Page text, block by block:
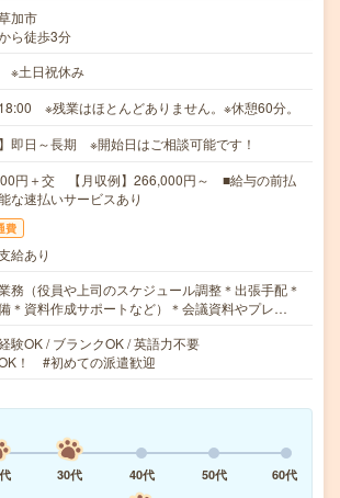
加市
ら徒歩3分
※土日祝休み
※残業はほとんどありません。※休憩60分。
】即日～長期 ※開始日はご相談可能です！
円＋交 【月収例】266,000円～ ■給与の前払
な速払いサービスあり
費
給あり
務（役員や上司のスケジュール調整＊出張手配＊
＊資料作成サポートなど）＊会議資料やプレ…
験OK / ブランクOK / 英語力不要
！ #初めての派遣歓迎
30代 40代 50代
60代